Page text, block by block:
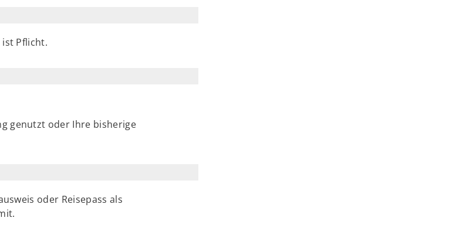
Pflicht.
genutzt oder Ihre bisherige
oder Reisepass als